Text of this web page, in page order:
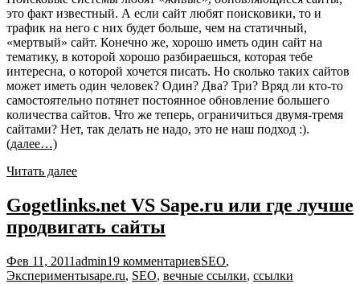
это факт известный. А если сайт любят поисковики, то и
трафик на него с них будет больше, чем на статичный,
«мертвый» сайт. Конечно же, хорошо иметь один сайт на
тематику, в которой хорошо разбираешься, которая тебе
интересна, о которой хочется писать. Но сколько таких сайтов
может иметь один человек? Один? Два? Три? Вряд ли кто-то
самостоятельно потянет постоянное обновление большего
количества сайтов. Что же теперь, ограничиться двумя-тремя
сайтами? Нет, так делать не надо, это не наш подход :).
(далее…)
Читать далее
Gogetlinks.net VS Sape.ru или где лучше
продвигать сайты
Фев 11, 2011admin19 комментариевSEO,
Экспериментыsape.ru, SEO, вечные ссылки, ссылки